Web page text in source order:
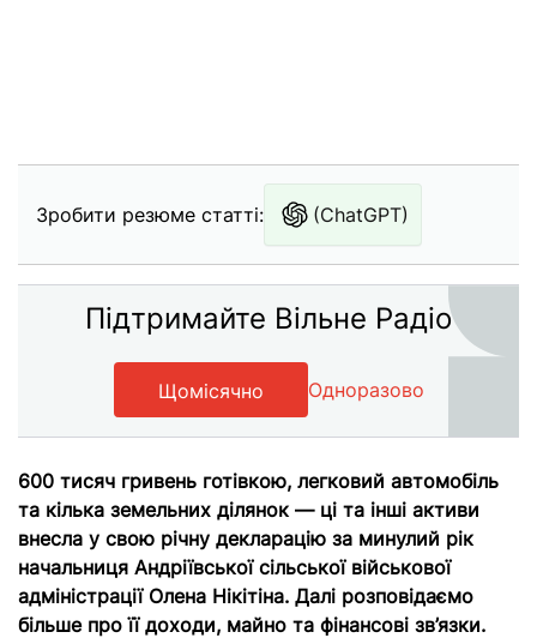
Зробити резюме статті: (ChatGPT)
Підтримайте Вільне Радіо
Щомісячно Одноразово
600 тисяч гривень готівкою, легковий автомобіль
та кілька земельних ділянок — ці та інші активи
внесла у свою річну декларацію за минулий рік
начальниця Андріївської сільської військової
адміністрації Олена Нікітіна. Далі розповідаємо
більше про її доходи, майно та фінансові зв’язки.